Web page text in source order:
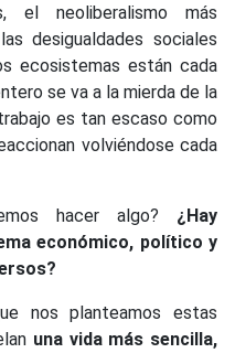
el neoliberalismo más
desigualdades sociales
ecosistemas están cada
se va a la mierda de la
es tan escaso como
volviéndose cada
hacer algo? ¿Hay
económico, político y
nos planteamos estas
una vida más sencilla,